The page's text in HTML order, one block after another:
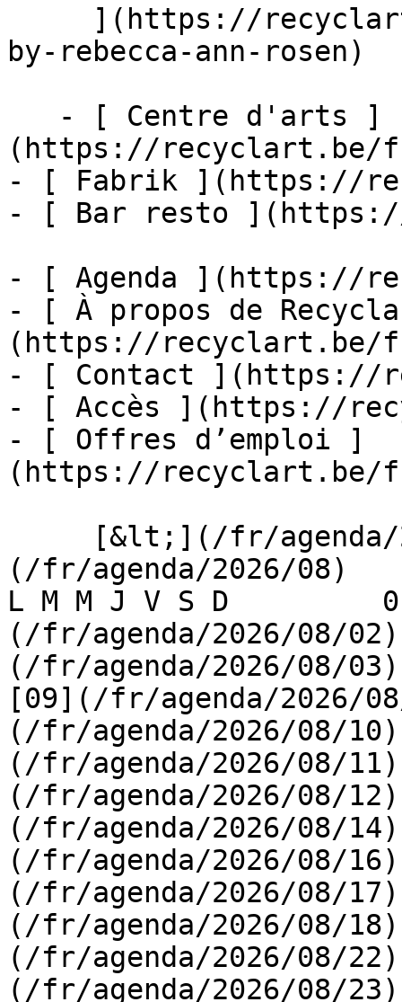
by-rebecca-ann-rosen)
(https://recyclart.be/
- [ Fabrik ](https://
- [ Bar resto
- [ Agenda ](https://
- [ À propos de
(https://recyclart.be/
- [ Contact ](https://
- [ Accès ](https://
- [ Offres d’emploi ]
(https://recyclart.be/
(/fr/agenda/2026/08)
L M M J V S D
(/fr/agenda/2026/08/
(/fr/agenda/2026/08/
[09](/fr/agenda/2026/
(/fr/agenda/2026/08/
(/fr/agenda/2026/08/
(/fr/agenda/2026/08/
(/fr/agenda/2026/08/
(/fr/agenda/2026/08/
(/fr/agenda/2026/08/
(/fr/agenda/2026/08/
(/fr/agenda/2026/08/
(/fr/agenda/2026/08/